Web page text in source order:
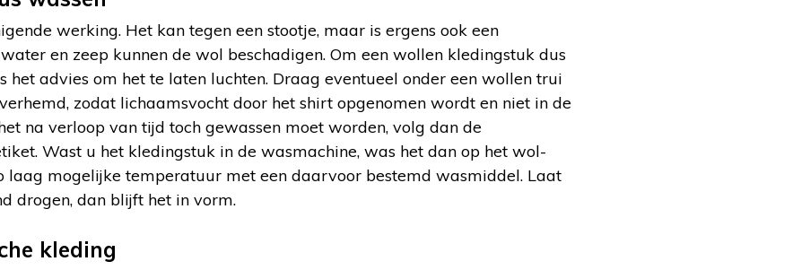
werking. Het kan tegen een stootje, maar is ergens ook een
en zeep kunnen de wol beschadigen. Om een wollen kledingstuk dus
het advies om het te laten luchten. Draag eventueel onder een wollen trui
zodat lichaamsvocht door het shirt opgenomen wordt en niet in de
na verloop van tijd toch gewassen moet worden, volg dan de
Wast u het kledingstuk in de wasmachine, was het dan op het wol-
laag mogelijke temperatuur met een daarvoor bestemd wasmiddel. Laat
drogen, dan blijft het in vorm.
kleding